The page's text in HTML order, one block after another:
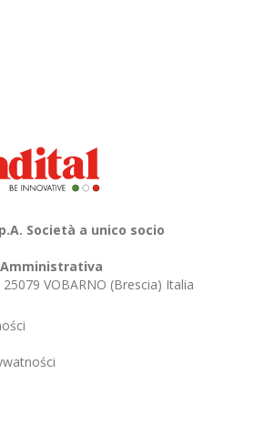
Società a unico socio
VOBARNO (Brescia) Italia